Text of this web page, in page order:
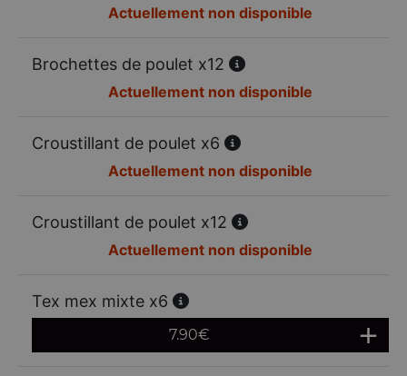
Actuellement non disponible
Brochettes de poulet x12
Actuellement non disponible
Croustillant de poulet x6
Actuellement non disponible
Croustillant de poulet x12
Actuellement non disponible
Tex mex mixte x6
7.90€